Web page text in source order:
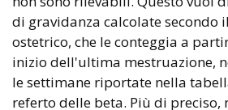
di gravidanza calcolate secondo
ostetrico, che le conteggia a
inizio dell'ultima mestruazione,
le settimane riportate nella
referto delle beta. Più di preciso,